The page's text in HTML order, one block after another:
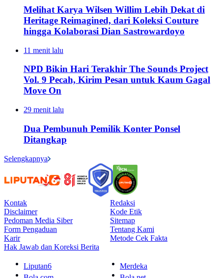
Melihat Karya Wilsen Willim Lebih Dekat di
Heritage Reimagined, dari Koleksi Couture
hingga Kolaborasi Dian Sastrowardoyo
11 menit lalu
NPD Bikin Hari Terakhir The Sounds Project
Vol. 9 Pecah, Kirim Pesan untuk Kaum Gagal
Move On
29 menit lalu
Dua Pembunuh Pemilik Konter Ponsel
Ditangkap
Selengkapnya
Kontak
Redaksi
Disclaimer
Kode Etik
Pedoman Media Siber
Sitemap
Form Pengaduan
Tentang Kami
Karir
Metode Cek Fakta
Hak Jawab dan Koreksi Berita
Liputan6
Merdeka